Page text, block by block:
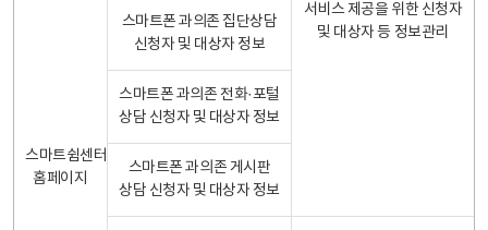
스마트쉼센터
홈페이지
서비스 제공을 위한 신청자
및 대상자 등 정보관리
스마트폰 과의존 집단상담
신청자 및 대상자 정보
스마트폰 과의존 전화·포털
상담 신청자 및 대상자 정보
스마트폰 과의존 게시판
상담 신청자 및 대상자 정보